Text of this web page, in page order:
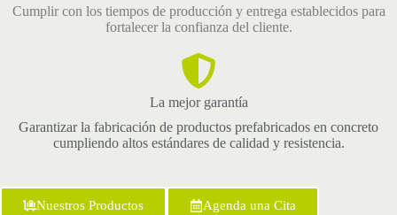
Cumplir con los tiempos de producción y entrega establecidos para
fortalecer la confianza del cliente.
La mejor garantía
Garantizar la fabricación de productos prefabricados en concreto
cumpliendo altos estándares de calidad y resistencia.
Nuestros Productos Agenda una Cita